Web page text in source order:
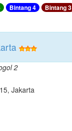
Bintang 4 Bintang 3
2
Jakarta